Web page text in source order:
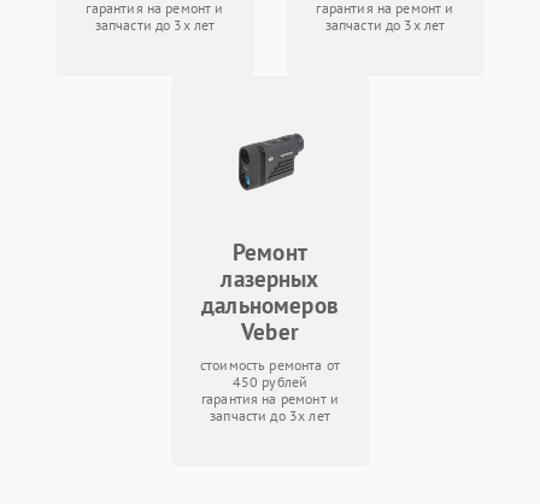
гарантия на ремонт и
запчасти до 3х лет
гарантия на ремонт и
запчасти до 3х лет
Ремонт
лазерных
дальномеров
Veber
стоимость ремонта от
450 рублей
гарантия на ремонт и
запчасти до 3х лет